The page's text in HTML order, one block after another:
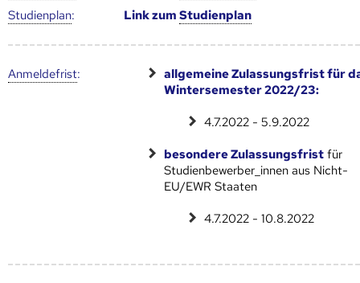
Studien­plan: Link zumStudien­plan
Anmelde­frist:
allgemeine Zulassungsfrist für
Wintersemester 2022/23:
4.7.2022 - 5.9.2022
besondere Zulassungsfrist für
Studienbewerber_innen aus Nicht-
EU/EWR Staaten
4.7.2022 - 10.8.2022